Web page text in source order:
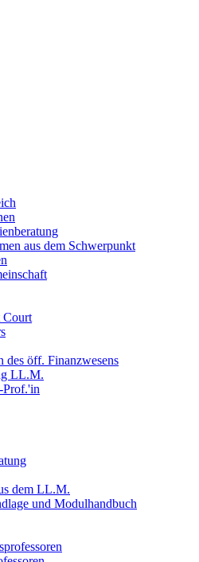
aus dem Schwerpunkt
des öff. Finanzwesens
LL.M.
Prof.'in
dem LL.M.
und Modulhandbuch